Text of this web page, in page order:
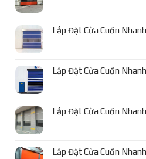
Lắp Đặt Cửa Cuốn
Lắp Đặt Cửa Cuốn
Lắp Đặt Cửa Cuốn
Lắp Đặt Cửa Cuốn